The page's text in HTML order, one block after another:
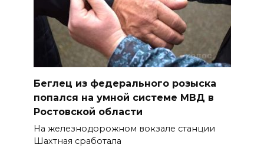
Снова пробка: затор на 8 км
собрался на М-4 «Дон» под
Шахтами
06 августа 2026 15:20
Александр Брод – о
современных подходах к
контролю за выборами и
подготовке наблюдателей на
Дону
Беглец из федерального розыска
попался на умной системе МВД в
Ростовской области
На железнодорожном вокзале станции
Шахтная сработала